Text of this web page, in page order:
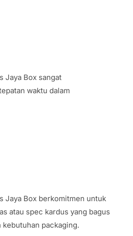
Jaya Box sangat
waktu dalam
Jaya Box berkomitmen untuk
atau spec kardus yang bagus
kebutuhan packaging.